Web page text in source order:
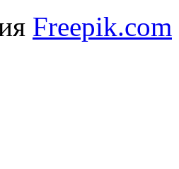
Freepik.com